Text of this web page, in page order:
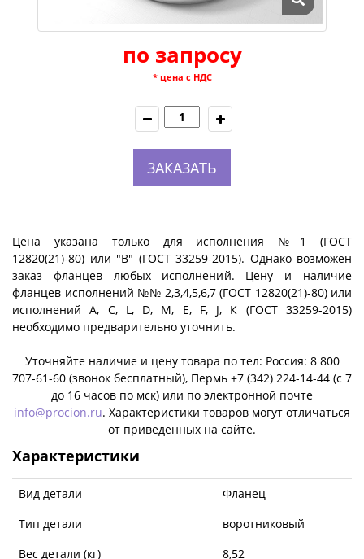
по запросу
* цена с НДС
ЗАКАЗАТЬ
Цена указана только для исполнения №1 (ГОСТ
12820(21)-80) или "B" (ГОСТ 33259-2015). Однако возможен
заказ фланцев любых исполнений. Цену и наличие
фланцев исполнений №№ 2,3,4,5,6,7 (ГОСТ 12820(21)-80) или
исполнений A, C, L, D, M, E, F, J, К (ГОСТ 33259-2015)
необходимо предварительно уточнить.
Уточняйте наличие и цену товара по тел: Россия: 8 800
707-61-60 (звонок бесплатный), Пермь +7 (342) 224-14-44 (c 7
до 16 часов по мск) или по электронной почте
info@procion.ru. Характеристики товаров могут отличаться
от приведенных на сайте.
Характеристики
Вид детали
Фланец
Тип детали
воротниковый
Вес детали (кг)
8,52